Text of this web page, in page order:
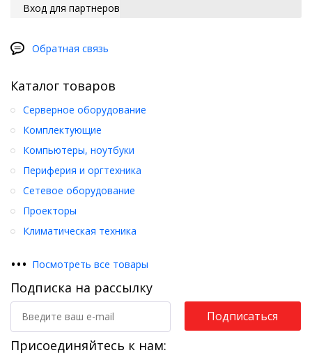
Вход для партнеров
Обратная связь
Каталог товаров
Серверное оборудование
Комплектующие
Компьютеры, ноутбуки
Периферия и оргтехника
Сетевое оборудование
Проекторы
Климатическая техника
••• Посмотреть все товары
Подписка на рассылку
Подписаться
Присоединяйтесь к нам: